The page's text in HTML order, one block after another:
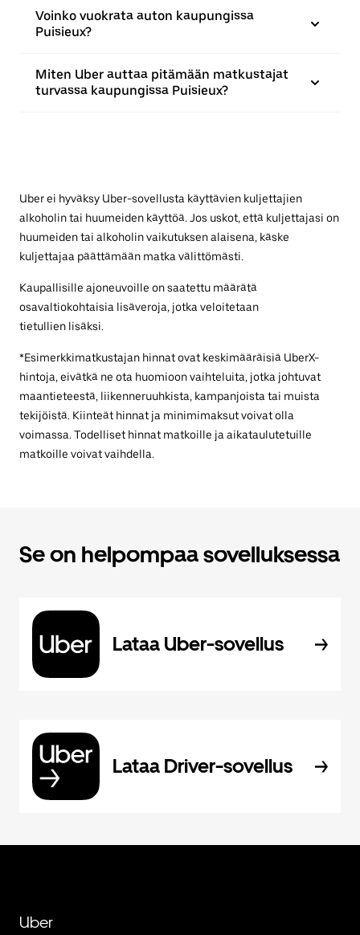
Voinko vuokrata auton kaupungissa
Puisieux?
Miten Uber auttaa pitämään matkustajat
turvassa kaupungissa Puisieux?
Uber ei hyväksy Uber-sovellusta käyttävien kuljettajien
alkoholin tai huumeiden käyttöä. Jos uskot, että kuljettajasi on
huumeiden tai alkoholin vaikutuksen alaisena, käske
kuljettajaa päättämään matka välittömästi.
Kaupallisille ajoneuvoille on saatettu määrätä
osavaltiokohtaisia lisäveroja, jotka veloitetaan
tietullien lisäksi.
*Esimerkkimatkustajan hinnat ovat keskimääräisiä UberX-
hintoja, eivätkä ne ota huomioon vaihteluita, jotka johtuvat
maantieteestä, liikenneruuhkista, kampanjoista tai muista
tekijöistä. Kiinteät hinnat ja minimimaksut voivat olla
voimassa. Todelliset hinnat matkoille ja aikataulutetuille
matkoille voivat vaihdella.
Se on helpompaa sovelluksessa
Lataa Uber-sovellus
Lataa Driver-sovellus
Uber